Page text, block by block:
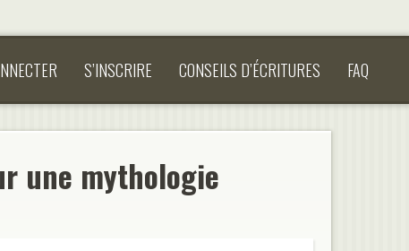
S’INSCRIRE CONSEILS D’ÉCRITURES FAQ
une mythologie